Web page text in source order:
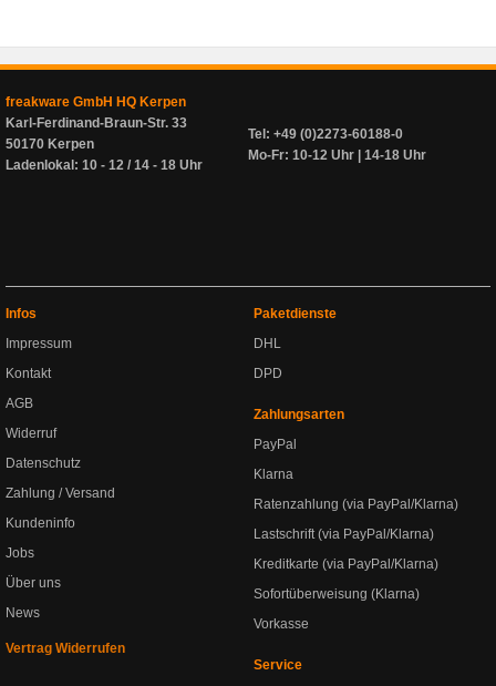
freakware GmbH HQ Kerpen
Karl-Ferdinand-Braun-Str. 33
50170 Kerpen
Ladenlokal: 10 - 12 / 14 - 18 Uhr
Tel: +49 (0)2273-60188-0
Mo-Fr: 10-12 Uhr | 14-18 Uhr
Infos
Impressum
Kontakt
AGB
Widerruf
Datenschutz
Zahlung / Versand
Kundeninfo
Jobs
Über uns
News
Vertrag Widerrufen
Paketdienste
DHL
DPD
Zahlungsarten
PayPal
Klarna
Ratenzahlung (via PayPal/Klarna)
Lastschrift (via PayPal/Klarna)
Kreditkarte (via PayPal/Klarna)
Sofortüberweisung (Klarna)
Vorkasse
Service